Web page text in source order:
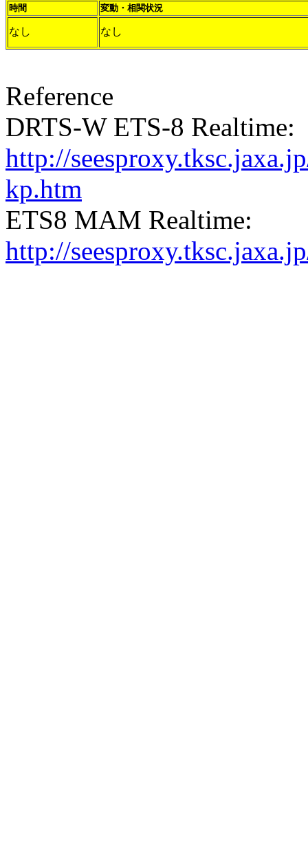
時間 変動・相関状況
なし なし
Reference
DRTS-W ETS-8 Realtime:
http://
kp.htm
ETS8 MAM Realtime:
http://